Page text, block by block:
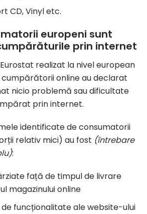
CD, Vinyl etc.
europeni sunt
prin internet
realizat la nivel european
online au declarat
nicio problemă sau dificultate
prin internet.
identificate de consumatorii
relativ mici) au fost (întrebare
:
față de timpul de livrare
magazinului online
funcționalitate ale website-ului